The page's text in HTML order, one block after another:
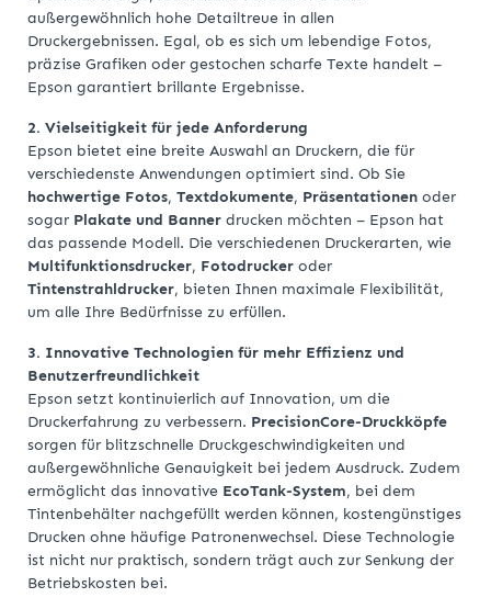
außergewöhnlich hohe Detailtreue in allen
Druckergebnissen. Egal, ob es sich um lebendige Fotos,
präzise Grafiken oder gestochen scharfe Texte handelt –
Epson garantiert brillante Ergebnisse.
2. Vielseitigkeit für jede Anforderung
Epson bietet eine breite Auswahl an Druckern, die für
verschiedenste Anwendungen optimiert sind. Ob Sie
hochwertige Fotos, Textdokumente, Präsentationen oder
sogar Plakate und Banner drucken möchten – Epson hat
das passende Modell. Die verschiedenen Druckerarten, wie
Multifunktionsdrucker, Fotodrucker oder
Tintenstrahldrucker, bieten Ihnen maximale Flexibilität,
um alle Ihre Bedürfnisse zu erfüllen.
3. Innovative Technologien für mehr Effizienz und
Benutzerfreundlichkeit
Epson setzt kontinuierlich auf Innovation, um die
Druckerfahrung zu verbessern. PrecisionCore-Druckköpfe
sorgen für blitzschnelle Druckgeschwindigkeiten und
außergewöhnliche Genauigkeit bei jedem Ausdruck. Zudem
ermöglicht das innovative EcoTank-System, bei dem
Tintenbehälter nachgefüllt werden können, kostengünstiges
Drucken ohne häufige Patronenwechsel. Diese Technologie
ist nicht nur praktisch, sondern trägt auch zur Senkung der
Betriebskosten bei.